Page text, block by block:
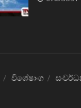
විශේෂාංග